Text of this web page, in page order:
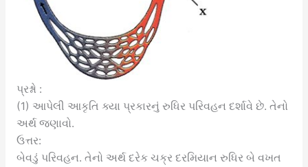
પ્રશ્નો :
(1) આપેલી આકૃતિ ક્યા પ્રકારનું રુધિર પરિવહન દર્શાવે છે. તેનો
અર્થ જણાવો.
ઉત્તર:
બેવડું પરિવહન. તેનો અર્થ દરેક ચક્ર દરમિયાન રુધિર બે વખત